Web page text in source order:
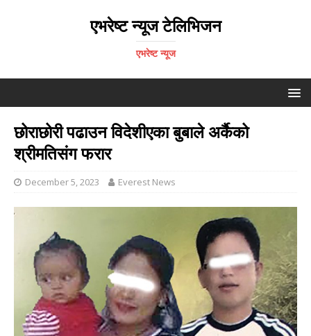
एभरेष्ट न्यूज टेलिभिजन
एभरेष्ट न्यूज
छोराछोरी पढाउन विदेशीएका बुबाले अर्कैको
श्रीमतिसंग फरार
December 5, 2023 Everest News